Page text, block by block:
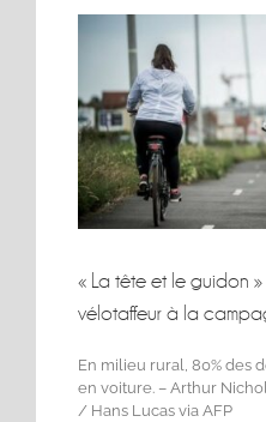
l'image
« La tête et le guidon
vélotaffeur à la
En milieu rural, 80% des
en voiture. – Arthur
/ Hans Lucas via AFP